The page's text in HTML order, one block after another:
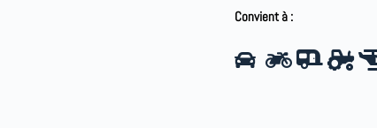
Convient à :